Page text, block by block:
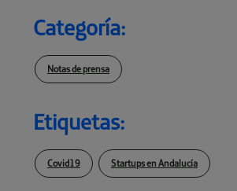
Categoría:
Notas de prensa
Etiquetas:
Covid19 Startups en Andalucía